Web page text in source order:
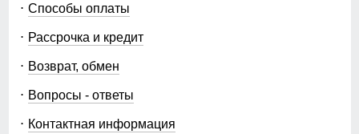
Способы оплаты
Рассрочка и кредит
Возврат, обмен
Вопросы - ответы
Контактная информация